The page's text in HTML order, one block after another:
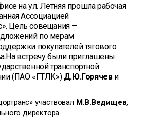
на ул. Летняя прошла рабочая
Ассоциацией
Цель совещания —
по мерам
покупателей тягового
встречу были приглашены
транспортной
(ПАО «ГТЛК») Д.Ю.Горячеви
участвовал М.В.Ведищев,
директора.